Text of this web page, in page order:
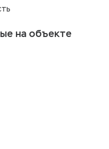
на объекте